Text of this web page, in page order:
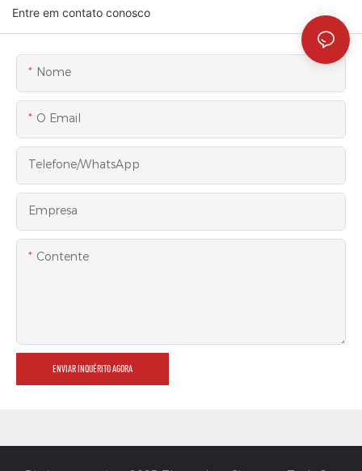
Entre em contato conosco
Nome
O Email
Telefone/WhatsApp
Empresa
Contente
ENVIAR INQUÉRITO AGORA